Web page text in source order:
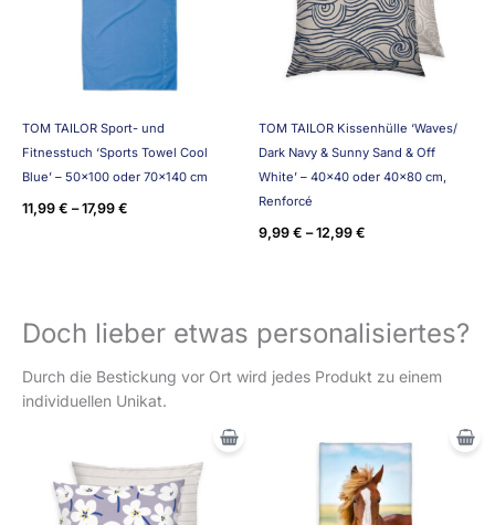
TOM TAILOR Sport- und
Fitnesstuch ‘Sports Towel Cool
Blue’ – 50×100 oder 70×140 cm
11,99 € –17,99 €
TOM TAILOR Kissenhülle ‘Waves/
Dark Navy & Sunny Sand & Off
White’ – 40×40 oder 40×80 cm,
Renforcé
9,99 € –12,99 €
Doch lieber etwas personalisiertes?
Durch die Bestickung vor Ort wird jedes Produkt zu einem
individuellen Unikat.